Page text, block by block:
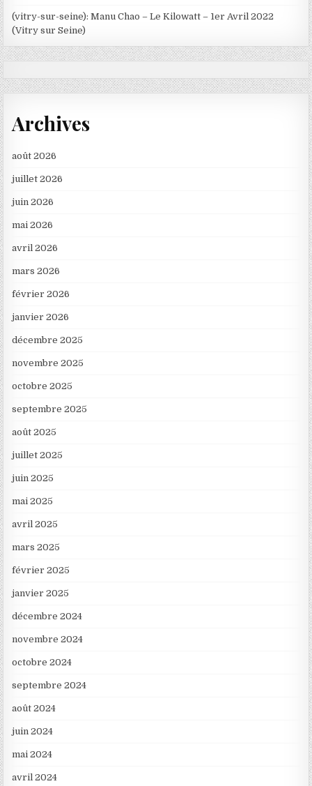
(vitry-sur-seine): Manu Chao – Le Kilowatt – 1er Avril 2022
(Vitry sur Seine)
Archives
août 2026
juillet 2026
juin 2026
mai 2026
avril 2026
mars 2026
février 2026
janvier 2026
décembre 2025
novembre 2025
octobre 2025
septembre 2025
août 2025
juillet 2025
juin 2025
mai 2025
avril 2025
mars 2025
février 2025
janvier 2025
décembre 2024
novembre 2024
octobre 2024
septembre 2024
août 2024
juin 2024
mai 2024
avril 2024